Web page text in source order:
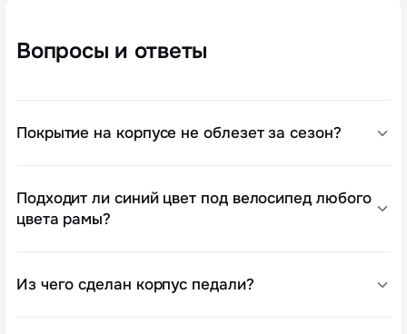
Вопросы и ответы
Покрытие на корпусе не облезет за сезон?
Подходит ли синий цвет под велосипед любого
цвета рамы?
Из чего сделан корпус педали?